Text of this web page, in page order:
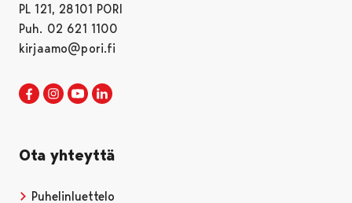
PL 121, 28101 PORI
Puh. 02 621 1100
kirjaamo@pori.fi
Porin kaupunki Facebookissa
Avautuu uudessa välilehdessä
Porin kaupunki Instagramissa
Avautuu uudessa välilehdessä
Porin kaupunki Youtubessa
Avautuu uudessa välilehdessä
Ota yhteyttä
Puhelinluettelo